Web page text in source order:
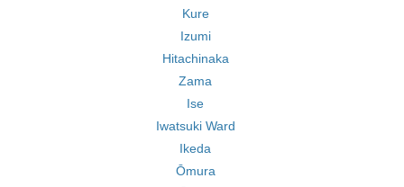
Kure
Izumi
Hitachinaka
Zama
Ise
Iwatsuki Ward
Ikeda
Ōmura